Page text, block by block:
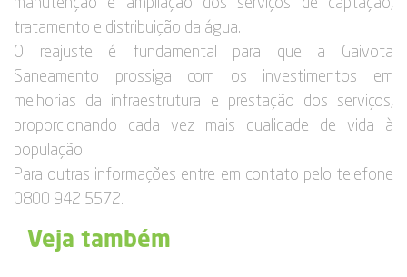
manutenção e ampliação dos serviços de captação,
tratamento e distribuição da água.
O reajuste é fundamental para que a Gaivota
Saneamento prossiga com os investimentos em
melhorias da infraestrutura e prestação dos serviços,
proporcionando cada vez mais qualidade de vida à
população.
Para outras informações entre em contato pelo telefone
0800 942 5572.
Veja também